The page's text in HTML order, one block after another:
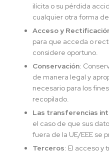
ilícita o su pérdida
cualquier otra forma
Acceso y
para que acceda o
considere oportuno.
Conservación:
de manera legal y
necesario para los
recopilado.
Las transferencias
el caso de que sus
fuera de la UE/EEE se
Terceros: El acceso y